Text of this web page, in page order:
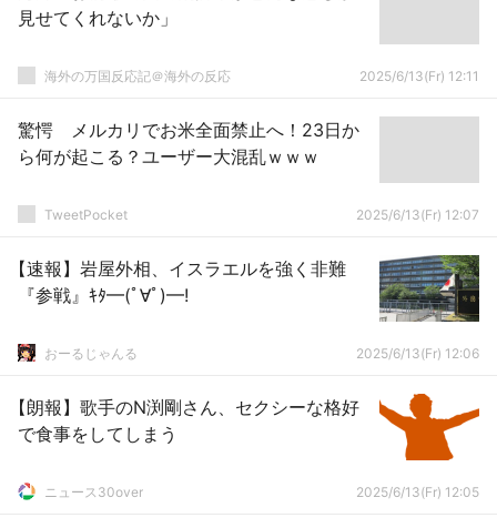
見せてくれないか」
海外の万国反応記＠海外の反応 2025/6/13(Fr) 12:11
驚愕 メルカリでお米全面禁止へ！23日か
ら何が起こる？ユーザー大混乱ｗｗｗ
TweetPocket 2025/6/13(Fr) 12:07
【速報】岩屋外相、イスラエルを強く非難
『参戦』ｷﾀ━(ﾟ∀ﾟ)━!
おーるじゃんる 2025/6/13(Fr) 12:06
【朗報】歌手のN渕剛さん、セクシーな格好
で食事をしてしまう
ニュース30over 2025/6/13(Fr) 12:05